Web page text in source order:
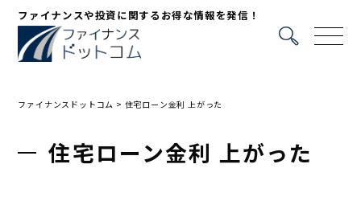
ファイナンスや投資に関するお得な情報を発信！
ファイナンスドットコム > 住宅ローン金利 上がった
住宅ローン金利 上がった